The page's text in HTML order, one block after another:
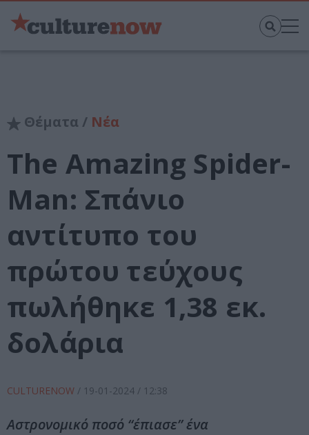
Θέματα / Νέα
The Amazing Spider-
Man: Σπάνιο
αντίτυπο του
πρώτου τεύχους
πωλήθηκε 1,38 εκ.
δολάρια
CULTURENOW / 19-01-2024 / 12:38
Αστρονομικό ποσό “έπιασε” ένα